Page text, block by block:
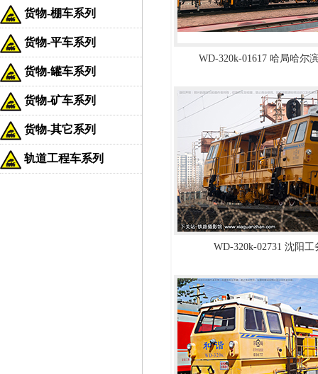
货物-棚车系列
货物-平车系列
货物-罐车系列
货物-矿车系列
货物-其它系列
轨道工程车系列
WD-320k-01617 哈局哈尔
WD-320k-02731 沈阳工